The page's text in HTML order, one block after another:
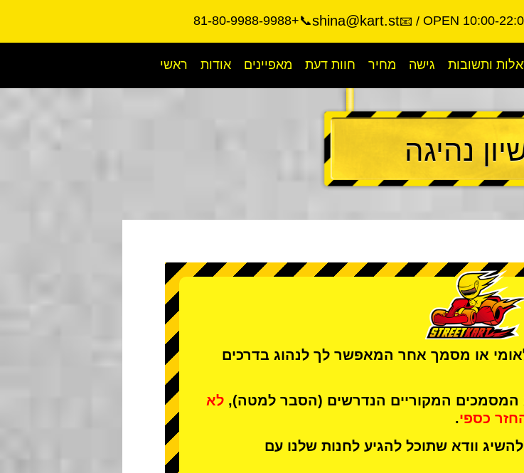
📞+81-80-9988-9988 📧
shina@kart.st OPEN 10:00-
ראשי אודות מאפיינים חוות דעת מחיר גישה ותשובות
נהיגה
או מסמך אחר המאפשר לך לנהוג בדרכים
המקוריים הנדרשים (הסבר למטה), לא
כספי.
וודא שתוכל להגיע לחנות שלנו עם